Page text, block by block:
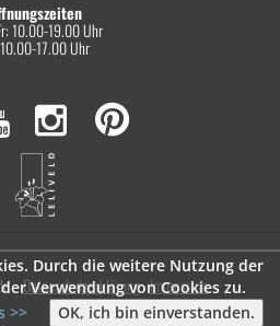
Durch die weitere Nutzung der
Verwendung von Cookies zu.
>>
OK, ich bin einverstanden.
10.00-19.00 Uhr
17.00 Uhr
Datenschutzerklärung Impressum